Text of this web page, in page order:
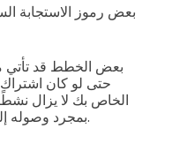
بعض رموز الاستجابة
بعض الخطط قد تأتي
حتى لو كان اشتراك
الخاص بك لا يزال
بمجرد وصوله إلى العدد المسموح به من المسحات.